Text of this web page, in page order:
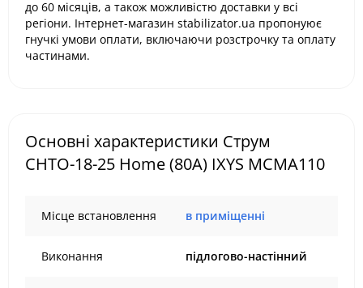
до 60 місяців, а також можливістю доставки у всі
регіони. Інтернет-магазин stabilizator.ua пропонуює
гнучкі умови оплати, включаючи розстрочку та оплату
частинами.
Основні характеристики Струм
СНТО-18-25 Home (80А) IXYS MCMA110
Місце встановлення в приміщенні
Виконання підлогово-настінний